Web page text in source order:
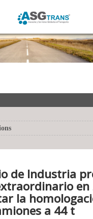
de Industria
en
la
a 44 t